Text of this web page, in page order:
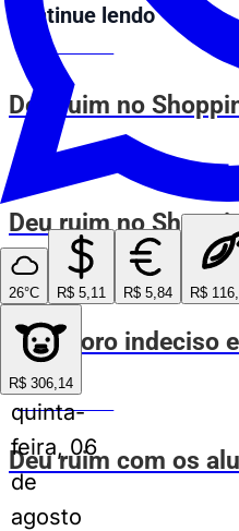
26°C R$ 5,11 R$ 5,84 R$
R$ 306,14
quinta-
feira, 06
de
agosto
Continue lendo
VOVÔ DE OLHO
Deu ruim no
Deu ruim no
VOVÔ DE OLHO
Semáforo indeciso
VOVÔ DE OLHO
Deu ruim com os